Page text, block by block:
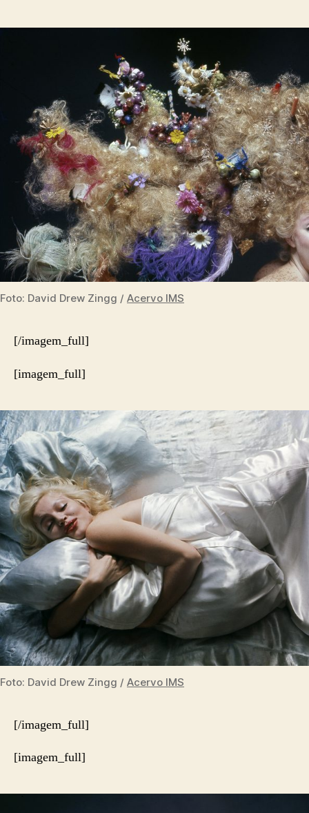
Foto: David Drew Zingg / Acervo IMS
[/imagem_full]
[imagem_full]
Foto: David Drew Zingg / Acervo IMS
[/imagem_full]
[imagem_full]